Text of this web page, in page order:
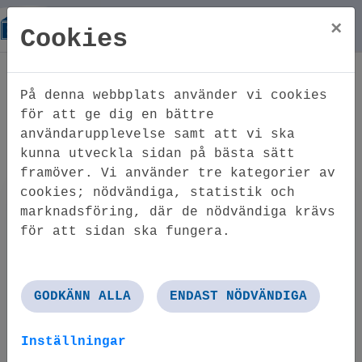
Hem Åkervägen 4 A
Åkervägen 4 A
Unnaryd
Cookies ×
På denna webbplats använder vi cookies
för att ge dig en bättre
användarupplevelse samt att vi ska
kunna utveckla sidan på bästa sätt
framöver. Vi använder tre kategorier av
cookies; nödvändiga, statistik och
marknadsföring, där de nödvändiga krävs
för att sidan ska fungera.
GODKÄNN ALLA ENDAST NÖDVÄNDIGA
Inställningar